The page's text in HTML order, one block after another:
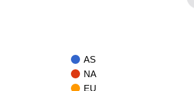
AS
NA
EU